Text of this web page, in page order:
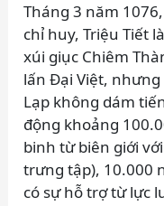
Tháng 3 năm
chỉ huy, Triệu Tiết
xúi giục Chiêm
lấn Đại Việt,
Lạp không dám
động khoảng
binh từ biên giới
trưng tập), 10.000
có sự hỗ trợ từ lực